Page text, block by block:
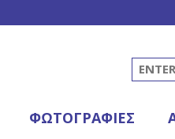
ΦΩΤΟΓΡΑΦΊΕΣ